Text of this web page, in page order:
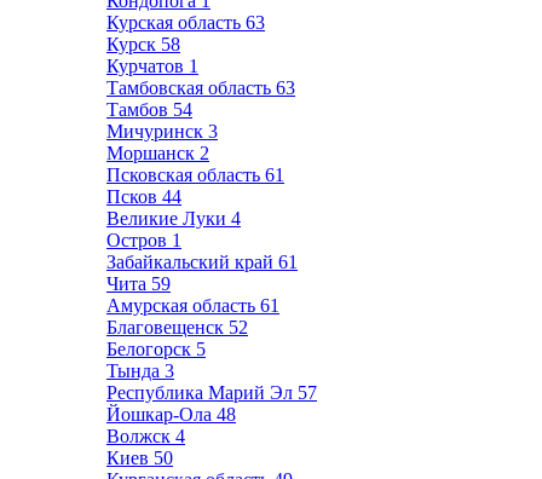
Курская область 63
Курск 58
Курчатов 1
Тамбовская область 63
Тамбов 54
Мичуринск 3
Моршанск 2
Псковская область 61
Псков 44
Великие Луки 4
Остров 1
Забайкальский край 61
Чита 59
Амурская область 61
Благовещенск 52
Белогорск 5
Тында 3
Республика Марий Эл 57
Йошкар-Ола 48
Волжск 4
Киев 50